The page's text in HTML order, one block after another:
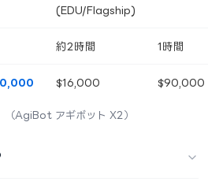
(EDU/Flagship)
約2時間 1時間
$16,000 $90,000
（AgiBot アギボット X2）